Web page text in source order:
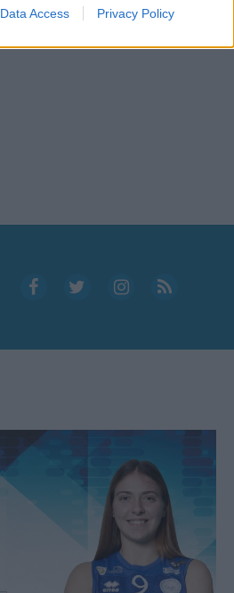
Data Access Privacy Policy